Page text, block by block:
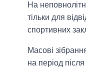
На
тільки для
спортивних
Масові
на період